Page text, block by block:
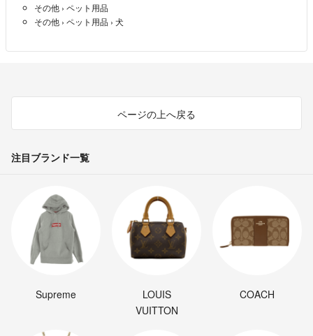
その他 › ペット用品
その他 › ペット用品 › 犬
ページの上へ戻る
注目ブランド一覧
Supreme
LOUIS
VUITTON
COACH